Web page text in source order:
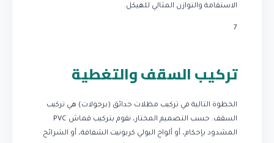
الاستقامة والتوازن المثالي للهيكل.
7
تركيب السقف والتغطية
الخطوة التالية في تركيب مظلات حدائق (برجولات) هي تركيب
السقف. حسب التصميم المختار، نقوم بتركيب قماش PVC
المشدود بإحكام، أو ألواح البولي كربونيت الشفافة، أو الشرائح